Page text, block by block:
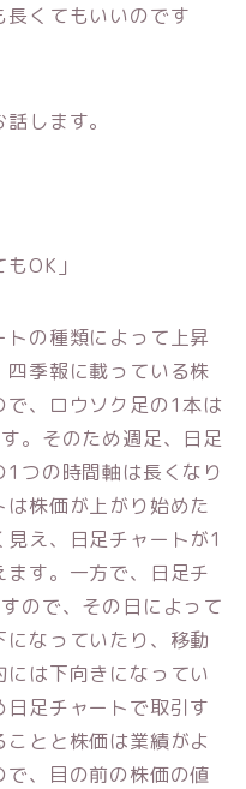
長くてもいいのです
します。
OK」
の種類によって上昇
季報に載っている株
、ロウソク足の1本は
。そのため週足、日足
つの時間軸は長くなり
株価が上がり始めた
え、日足チャートが1
す。一方で、日足チ
ので、その日によって
なっていたり、移動
は下向きになってい
足チャートで取引す
とと株価は業績がよ
、目の前の株価の値